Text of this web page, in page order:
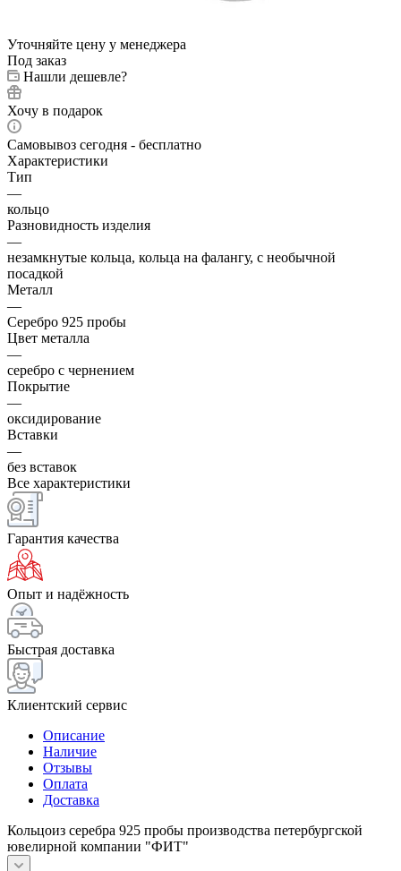
Уточняйте цену у менеджера
Под заказ
Нашли дешевле?
Хочу в подарок
Самовывоз сегодня - бесплатно
Характеристики
Тип
—
кольцо
Разновидность изделия
—
незамкнутые кольца, кольца на фалангу, с необычной
посадкой
Металл
—
Серебро 925 пробы
Цвет металла
—
серебро с чернением
Покрытие
—
оксидирование
Вставки
—
без вставок
Все характеристики
Гарантия качества
Опыт и надёжность
Быстрая доставка
Клиентский сервис
Описание
Наличие
Отзывы
Оплата
Доставка
Кольцоиз серебра 925 пробы производства петербургской
ювелирной компании "ФИТ"